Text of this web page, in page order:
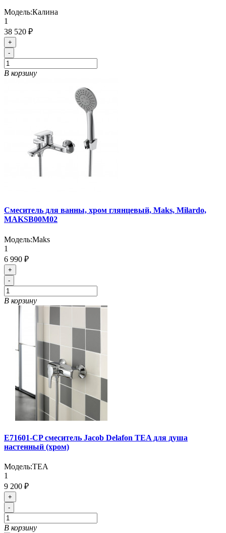
Модель:Калина
1
38 520 ₽
+
-
В корзину
Cмеситель для ванны, хром глянцевый, Maks, Milardo,
MAKSB00M02
Модель:Maks
1
6 990 ₽
+
-
В корзину
E71601-CP смеситель Jacob Delafon TEA для душа
настенный (хром)
Модель:TEA
1
9 200 ₽
+
-
В корзину